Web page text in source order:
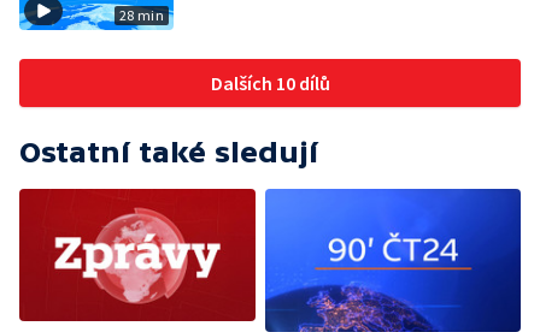
28 min
Dalších 10 dílů
Ostatní také sledují